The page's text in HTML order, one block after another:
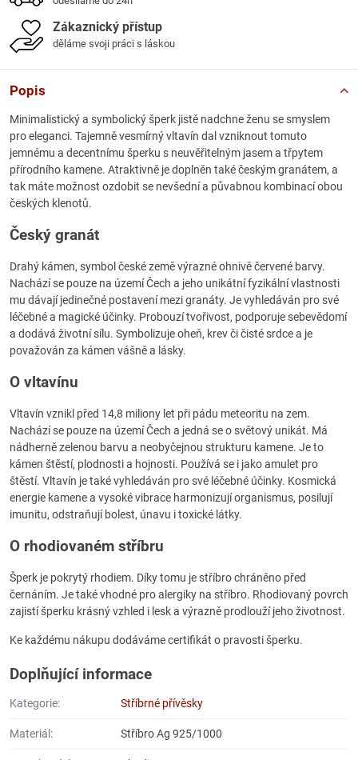
Zákaznický přístup
děláme svoji práci s láskou
Popis
Minimalistický a symbolický šperk jistě nadchne ženu se smyslem
pro eleganci. Tajemně vesmírný vltavín dal vzniknout tomuto
jemnému a decentnímu šperku s neuvěřitelným jasem a třpytem
přírodního kamene. Atraktivně je doplněn také českým granátem, a
tak máte možnost ozdobit se nevšední a půvabnou kombinací obou
českých klenotů.
Český granát
Drahý kámen, symbol české země výrazné ohnivě červené barvy.
Nachází se pouze na území Čech a jeho unikátní fyzikální vlastnosti
mu dávají jedinečné postavení mezi granáty. Je vyhledáván pro své
léčebné a magické účinky. Probouzí tvořivost, podporuje sebevědomí
a dodává životní sílu. Symbolizuje oheň, krev či čisté srdce a je
považován za kámen vášně a lásky.
O vltavínu
Vltavín vznikl před 14,8 miliony let při pádu meteoritu na zem.
Nachází se pouze na území Čech a jedná se o světový unikát. Má
nádherně zelenou barvu a neobyčejnou strukturu kamene. Je to
kámen štěstí, plodnosti a hojnosti. Používá se i jako amulet pro
štěstí. Vltavín je také vyhledáván pro své léčebné účinky. Kosmická
energie kamene a vysoké vibrace harmonizují organismus, posilují
imunitu, odstraňují bolest, únavu i toxické látky.
O rhodiovaném stříbru
Šperk je pokrytý rhodiem. Díky tomu je stříbro chráněno před
černáním. Je také vhodné pro alergiky na stříbro. Rhodiovaný povrch
zajistí šperku krásný vzhled i lesk a výrazně prodlouží jeho životnost.
Ke každému nákupu dodáváme certifikát o pravosti šperku.
Doplňující informace
Kategorie: Stříbrné přívěsky
Materiál: Stříbro Ag 925/1000